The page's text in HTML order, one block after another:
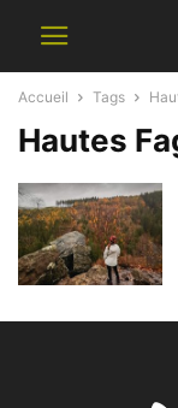
Accueil Tags
Hautes